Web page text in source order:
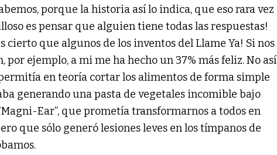
porque la historia así lo indica, que eso rara vez
es pensar que alguien tiene todas las respuestas!
cierto que algunos de los inventos del Llame Ya! Si nos
por ejemplo, a mi me ha hecho un 37% más feliz. No así
permitía en teoría cortar los alimentos de forma simple
generando una pasta de vegetales incomible bajo
Ear”, que prometía transformarnos a todos en
que sólo generó lesiones leves en los tímpanos de